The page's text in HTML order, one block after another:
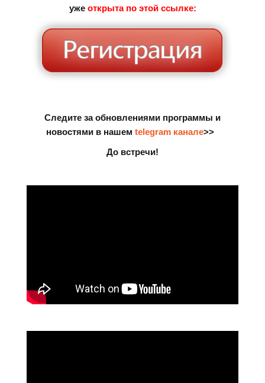
уже открыта по этой ссылке:
Следите за обновлениями программы и
новостями в нашем telegram канале>>
До встречи!